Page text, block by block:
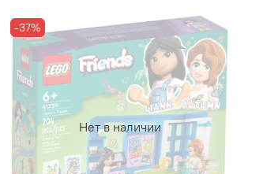
Нет в наличии
-37%